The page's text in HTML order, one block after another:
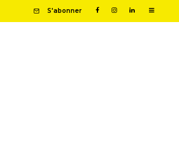
S'abonner